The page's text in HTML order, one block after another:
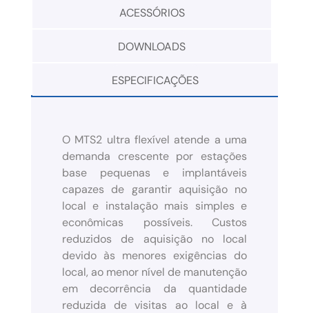
ACESSÓRIOS
DOWNLOADS
ESPECIFICAÇÕES
O MTS2 ultra flexível atende a uma
demanda crescente por estações
base pequenas e implantáveis
capazes de garantir aquisição no
local e instalação mais simples e
econômicas possíveis. Custos
reduzidos de aquisição no local
devido às menores exigências do
local, ao menor nível de manutenção
em decorrência da quantidade
reduzida de visitas ao local e à